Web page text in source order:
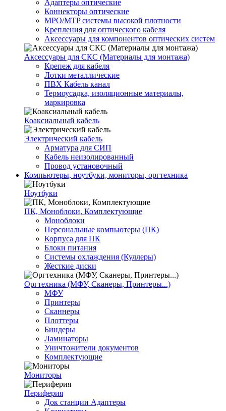
Адаптеры оптические
Коннекторы оптические
MPO/MTP системы высокой плотности
Крепления для оптического кабеля
Аксессуары для компонентов оптических систем
Аксессуары для СКС (Материалы для монтажа)
Крепеж для кабеля
Лотки металлические
ПВХ Кабель канал
Термоусадка, изоляционные материалы,
маркировка
Коаксиальный кабель
Электрический кабель
Арматура для СИП
Кабель неизолированный
Провод установочный
Компьютеры, ноутбуки, мониторы, оргтехника
Ноутбуки
ПК, Моноблоки, Комплектующие
Моноблоки
Персональные компьютеры (ПК)
Корпуса для ПК
Блоки питания
Системы охлаждения (Куллеры)
Жесткие диски
Оргтехника (МФУ, Сканеры, Принтеры...)
МФУ
Принтеры
Сканнеры
Плоттеры
Биндеры
Ламинаторы
Уничтожители документов
Комплектующие
Мониторы
Периферия
Док станции Адаптеры